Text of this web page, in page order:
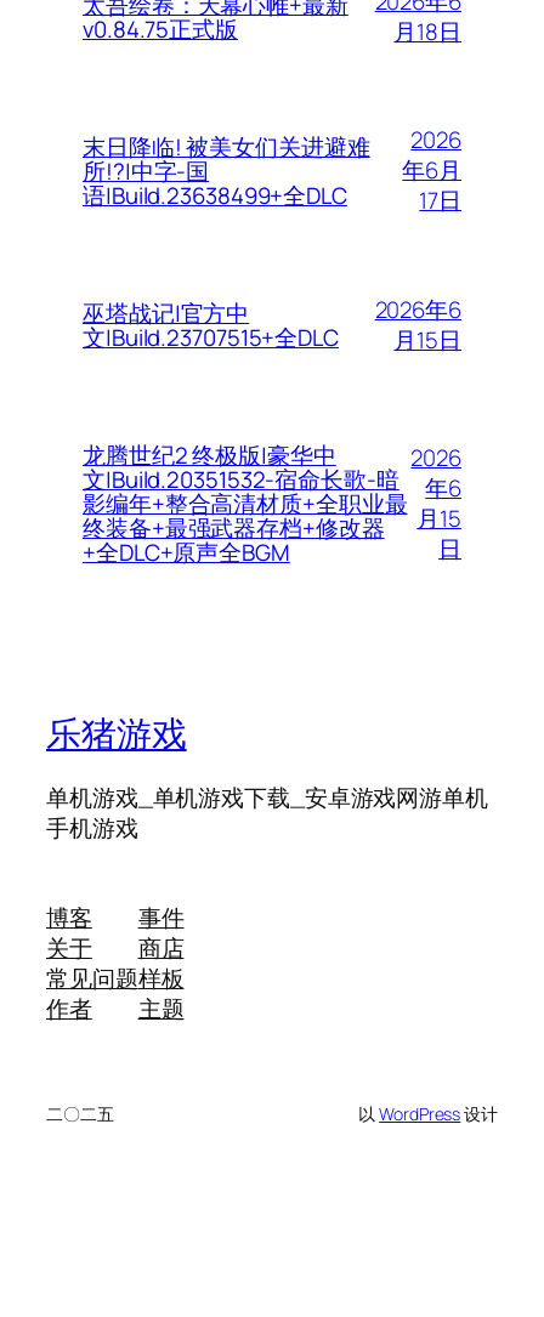
v0.84.75正式版
月18日
末日降临! 被美女们关进避难
所!?|中字-国
语|Build.23638499+全DLC
2026
年6月
17日
巫塔战记|官方中
文|Build.23707515+全DLC
2026年6
月15日
龙腾世纪2 终极版|豪华中
文|Build.20351532-宿命长歌-暗
影编年+整合高清材质+全职业最
终装备+最强武器存档+修改器
+全DLC+原声全BGM
2026
年6
月15
日
乐猪游戏
单机游戏_单机游戏下载_安卓游戏网游单机
手机游戏
博客
关于
常见问题
作者
事件
商店
样板
主题
二〇二五 以WordPress设计